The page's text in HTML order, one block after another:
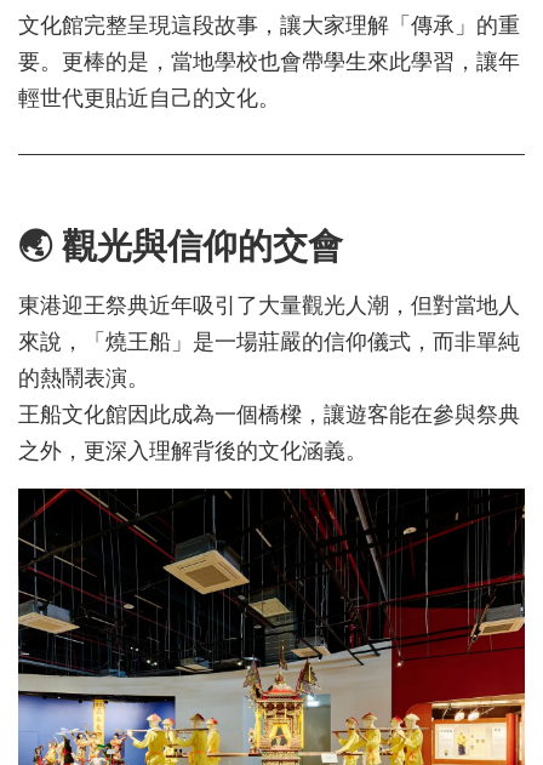
文化館完整呈現這段故事，讓大家理解「傳承」的重
要。更棒的是，當地學校也會帶學生來此學習，讓年
輕世代更貼近自己的文化。
🌏 觀光與信仰的交會
東港迎王祭典近年吸引了大量觀光人潮，但對當地人
來說，「燒王船」是一場莊嚴的信仰儀式，而非單純
的熱鬧表演。
王船文化館因此成為一個橋樑，讓遊客能在參與祭典
之外，更深入理解背後的文化涵義。